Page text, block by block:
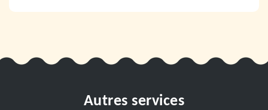
Autres services